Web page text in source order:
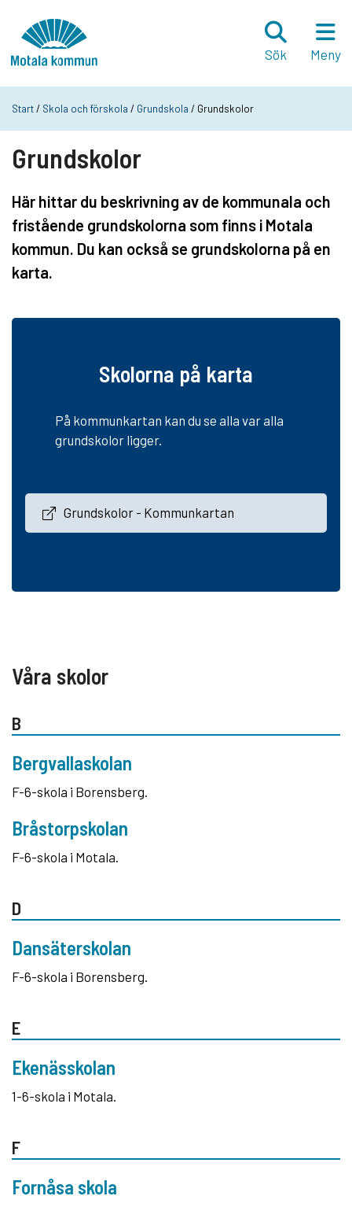
Sök
Meny
Start/ Skola och förskola / Grundskola / Grundskolor
Grundskolor
Här hittar du beskrivning av de kommunala och
fristående grundskolorna som finns i Motala
kommun. Du kan också se grundskolorna på en
karta.
Skolorna på karta
På kommunkartan kan du se alla var alla
grundskolor ligger.
Grundskolor - Kommunkartan
Våra skolor
B
Bergvallaskolan
F-6-skola i Borensberg.
Bråstorpskolan
F-6-skola i Motala.
D
Dansäterskolan
F-6-skola i Borensberg.
E
Ekenässkolan
1-6-skola i Motala.
F
Fornåsa skola